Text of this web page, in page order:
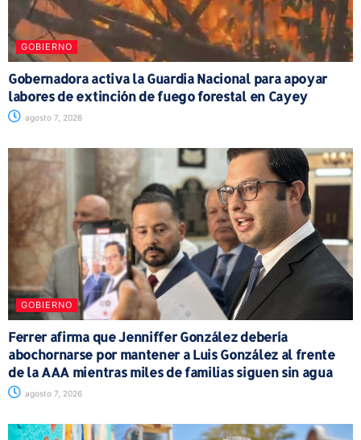
GOBIERNO
Gobernadora activa la Guardia Nacional para apoyar
labores de extinción de fuego forestal en Cayey
agosto 7, 2026
GOBIERNO
Ferrer afirma que Jenniffer González debería
abochornarse por mantener a Luis González al frente
de la AAA mientras miles de familias siguen sin agua
agosto 7, 2026